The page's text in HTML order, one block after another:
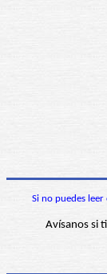
Si no puedes
Avísanos si